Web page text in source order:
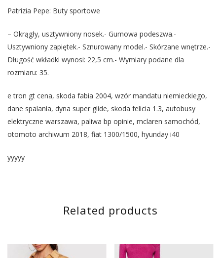
Patrizia Pepe: Buty sportowe
– Okrągły, usztywniony nosek.- Gumowa podeszwa.-
Usztywniony zapiętek.- Sznurowany model.- Skórzane wnętrze.-
Długość wkładki wynosi: 22,5 cm.- Wymiary podane dla
rozmiaru: 35.
e tron gt cena, skoda fabia 2004, wzór mandatu niemieckiego,
dane spalania, dyna super glide, skoda felicia 1.3, autobusy
elektryczne warszawa, paliwa bp opinie, mclaren samochód,
otomoto archiwum 2018, fiat 1300/1500, hyunday i40
yyyyy
Related products